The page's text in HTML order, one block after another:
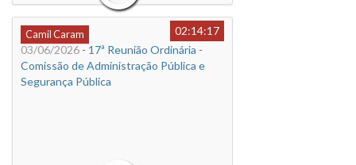
Camil Caram
02:14:17
03/06/2026 - 17ª Reunião Ordinária -
Comissão de Administração Pública e
Segurança Pública